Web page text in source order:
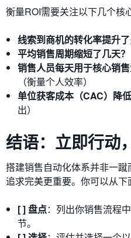
衡量ROI需要关注以下几个核
线索到商机的转化率提升了
平均销售周期缩短了几天？
销售人员每天用于核心销
（衡量个人效率）
单位获客成本（CAC）降低
出）
结语：立即行动
搭建销售自动化体系并非一
追求完美更重要。你可以从下
[ ] 盘点：列出你销售流程
节。